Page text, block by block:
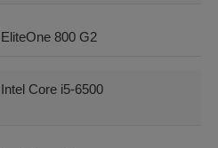
EliteOne 800 G2
Intel Core i5-6500